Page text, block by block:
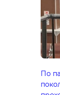
По